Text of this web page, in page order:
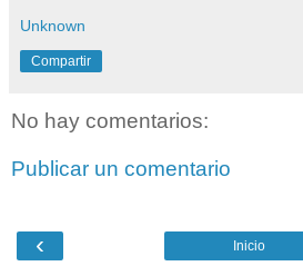
Unknown
Compartir
No hay comentarios:
Publicar un comentario
‹ Inicio